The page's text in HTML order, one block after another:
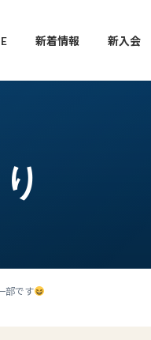
新着情報 新入会
部です